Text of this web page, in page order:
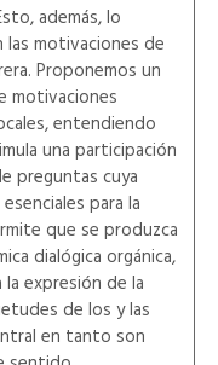
además, lo
motivaciones de
Proponemos un
motivaciones
entendiendo
una participación
preguntas cuya
para la
que se produzca
dialógica orgánica,
expresión de la
de los y las
en tanto son